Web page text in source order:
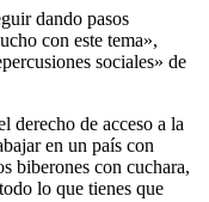
dando pasos
con este tema»,
sociales» de
derecho de acceso a la
en un país con
biberones con cuchara,
lo que tienes que